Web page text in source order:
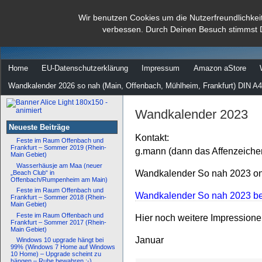
Wir benutzen Cookies um die
verbessen. Durch Deinen Besuch stimmst
dann rate mal
Home EU-Datenschutzerklärung Impressum Amazon aStore
Wandkalender 2026 so nah (Main, Offenbach, Mühlheim, Frankfurt) DIN
Neueste Beiträge
Feste im Raum Offenbach und
Frankfurt – Sommer 2019 (Rhein-
Main Gebiet)
Wasserhäusje am Maa (neuer
„Beach Club“ in
Offenbach/Rumpenheim am Main)
Feste im Raum Offenbach und
Frankfurt – Sommer 2018 (Rhein-
Main Gebiet)
Feste im Raum Offenbach und
Frankfurt – Sommer 2017 (Rhein-
Main Gebiet)
Windows 10 upgrade hängt bei
99% (Windows 7 Home auf Windows
10 Home) – Upgrade scheint zu
Wandkalender 2023
Kontakt:
g.mann (dann das
Wandkalender So nah 2023
Wandkalender So nah 2023
Hier noch weitere
Januar